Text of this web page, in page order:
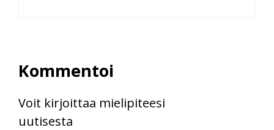
Kommentoi
Voit kirjoittaa mielipiteesi
uutisesta